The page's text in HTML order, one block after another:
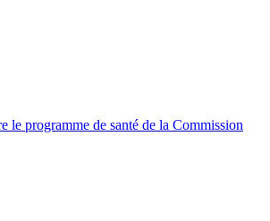
le programme de santé de la Commission